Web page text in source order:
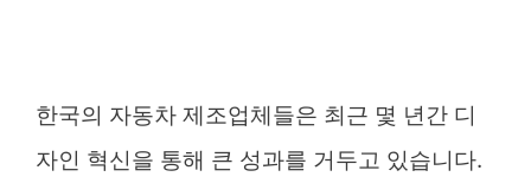
한국의 자동차 제조업체들은 최근 몇 년간 디
자인 혁신을 통해 큰 성과를 거두고 있습니다.